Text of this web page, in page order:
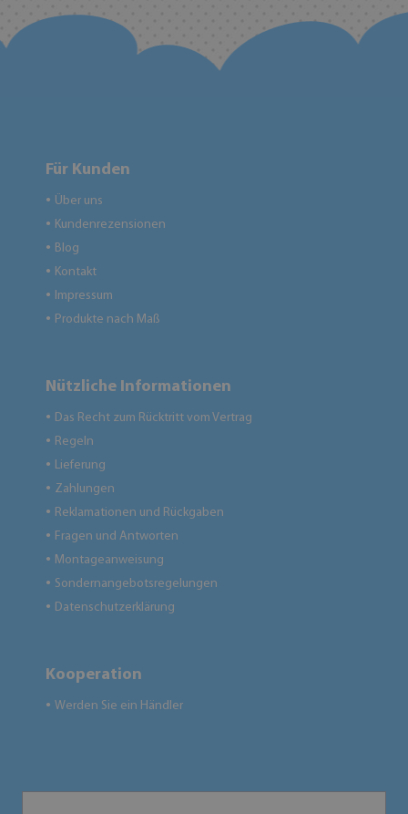
Für Kunden
● Über uns
● Kundenrezensionen
● Blog
● Kontakt
● Impressum
● Produkte nach Maß
Nützliche Informationen
● Das Recht zum Rücktritt vom Vertrag
● Regeln
● Lieferung
● Zahlungen
● Reklamationen und Rückgaben
● Fragen und Antworten
● Montageanweisung
● Sondernangebotsregelungen
● Datenschutzerklärung
Kooperation
● Werden Sie ein Händler